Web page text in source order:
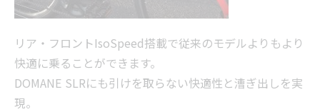
リア・フロントIsoSpeed搭載で従来のモデルよりもより
快適に乗ることができます。
DOMANE SLRにも引けを取らない快適性と漕ぎ出しを実
現。